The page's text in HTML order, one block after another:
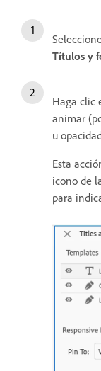
Títulos y
Haga clic
animar
u
Esta
icono de
para